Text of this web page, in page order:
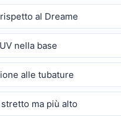
al Dreame
nella base
alle tubature
ma più alto